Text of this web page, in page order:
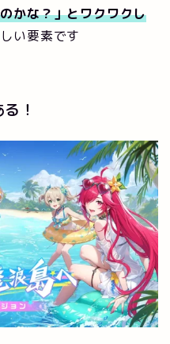
かな？」とワクワクし
い要素です
！